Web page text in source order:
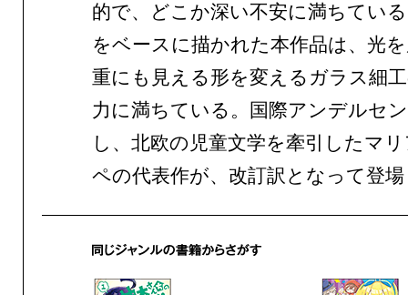
的で、どこか深い不安に満ちてい
をベースに描かれた本作品は、光
重にも見える形を変えるガラス細
力に満ちている。国際アンデルセ
し、北欧の児童文学を牽引したマ
ペの代表作が、改訂訳となって登場